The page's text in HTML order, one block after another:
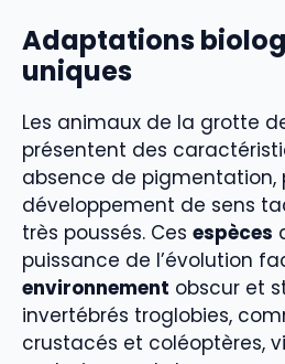
Adaptations
uniques
Les animaux de la grotte
présentent des
absence de pigmentation,
développement de sens
très poussés. Ces espèces
puissance de l’évolution
environnement obscur et
invertébrés troglobies,
crustacés et coléoptères,